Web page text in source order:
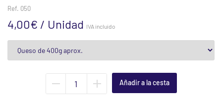
Ref. 050
4,00€ / Unidad IVA incluido